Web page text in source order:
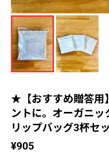
★【おすすめ贈答用
ントに。オーガニッ
リップバッグ3杯セ
¥905